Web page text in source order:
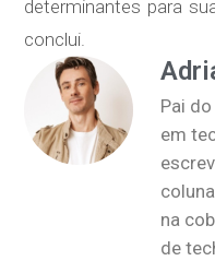
determinantes para
conclui.
Pai
em
na
de